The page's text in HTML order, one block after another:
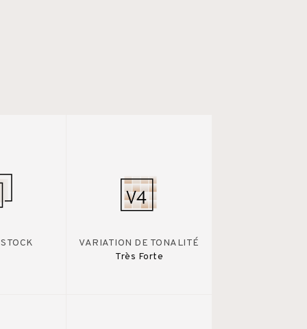
VARIATION DE TONALITÉ
Très Forte